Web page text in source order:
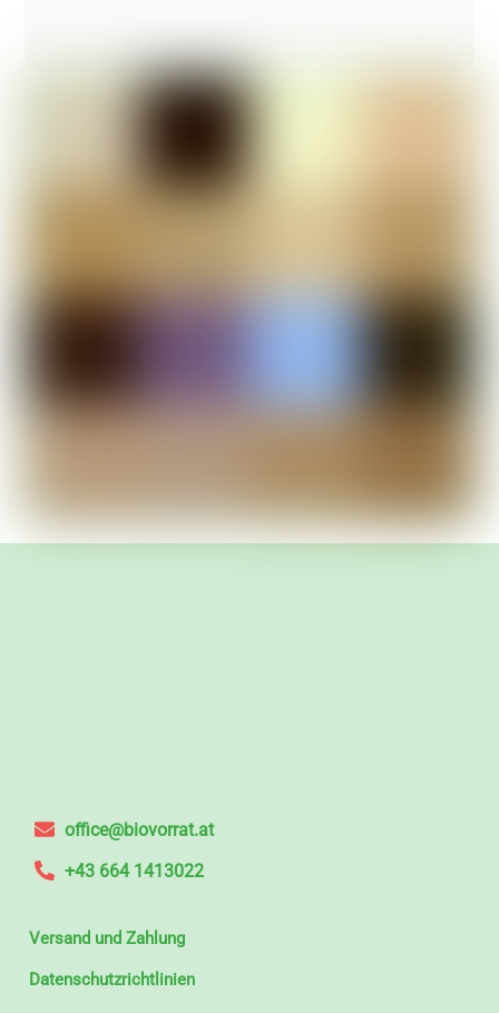
office@biovorrat.at
+43 664 1413022
Versand und Zahlung
Datenschutzrichtlinien